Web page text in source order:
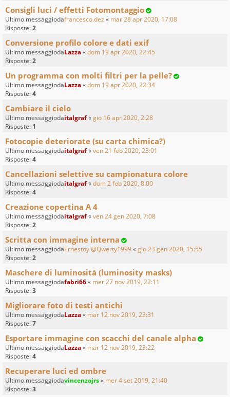
Consigli luci / effetti Fotomontaggio
Ultimo messaggiodafrancesco.dez « mar 28 apr 2020, 17:08
Risposte:2
Conversione profilo colore e dati exif
Ultimo messaggiodaLazza«dom 19 apr 2020, 22:45
Risposte:2
Un programma con molti filtri per la pelle?
Ultimo messaggiodaLazza«dom 19 apr 2020, 22:34
Risposte:4
Cambiare il cielo
Ultimo messaggiodaitalgraf«gio 16 apr 2020, 2:28
Risposte: 1
Fotocopie deteriorate (su carta chimica?)
Ultimo messaggiodaitalgraf«ven 21 feb 2020, 23:01
Risposte:4
Cancellazioni selettive su campionatura colore
Ultimo messaggiodaitalgraf«dom 2 feb 2020, 8:00
Risposte:4
Creazione copertina A 4
Ultimo messaggiodaitalgraf«ven 24 gen 2020, 7:08
Risposte:2
Scritta con immagine interna
Ultimo messaggiodaErnestoy @Qwerty1999«gio 23 gen 2020, 15:55
Risposte:2
Maschere di luminosità (luminosity masks)
Ultimo messaggiodafabri66« mer 27 nov 2019, 22:11
Risposte:3
Migliorare foto di testi antichi
Ultimo messaggiodaLazza« mar 12 nov 2019, 23:31
Risposte:7
Esportare immagine con scacchi del canale alpha
Ultimo messaggiodaLazza« mar 12 nov 2019, 23:22
Risposte:4
Recuperare luci ed ombre
Ultimo messaggiodavincenzojrs« mer 4 set 2019, 21:40
Risposte:3